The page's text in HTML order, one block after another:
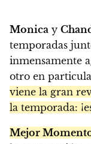
Monica y
temporadas
inmensamente
otro en
viene la gran
la temporada:
Mejor